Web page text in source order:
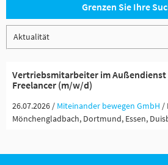
Grenzen Sie Ihre
Vertriebsmitarbeiter im Außendienst
Freelancer (m/w/d)
26.07.2026 / Miteinander bewegen GmbH /
Mönchengladbach, Dortmund, Essen,